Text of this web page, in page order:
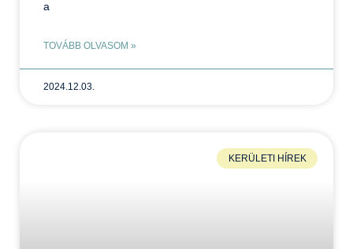
a
TOVÁBB OLVASOM »
2024.12.03.
KERÜLETI HÍREK